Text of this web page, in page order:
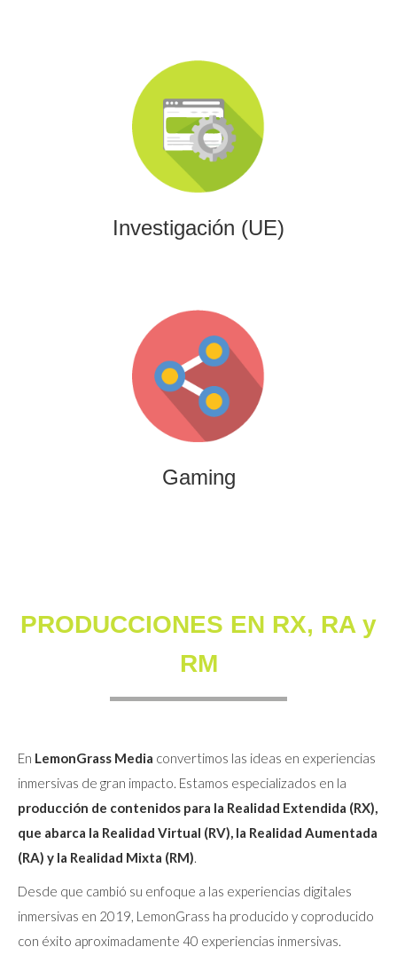
Investigación (UE)
Investigación (UE)
Impulsamos proyectos de I+D+i alineados con programas
europeos, conectando innovación tecnológica con
financiación estratégica.
Gaming
Gaming
Desarrollamos experiencias interactivas y videojuegos
que combinan entretenimiento, innovación y engagement
para marcas y audiencias.
PRODUCCIONES EN RX, RA y
RM
En LemonGrass Media convertimos las ideas en experiencias
inmersivas de gran impacto. Estamos especializados en la
producción de contenidos para la Realidad Extendida (RX),
que abarca la Realidad Virtual (RV), la Realidad Aumentada
(RA) y la Realidad Mixta (RM).
Desde que cambió su enfoque a las experiencias digitales
inmersivas en 2019, LemonGrass ha producido y coproducido
con éxito aproximadamente 40 experiencias inmersivas.